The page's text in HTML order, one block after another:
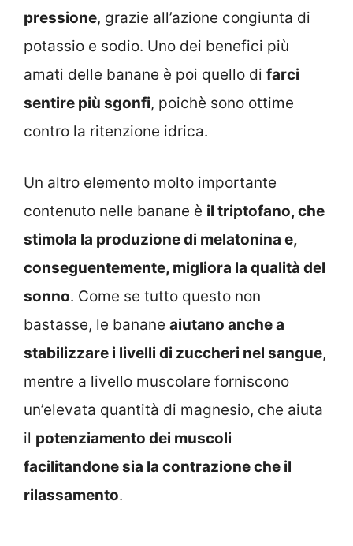
pressione, grazie all’azione congiunta di
potassio e sodio. Uno dei benefici più
amati delle banane è poi quello di farci
sentire più sgonfi, poichè sono ottime
contro la ritenzione idrica.
Un altro elemento molto importante
contenuto nelle banane è il triptofano, che
stimola la produzione di melatonina e,
conseguentemente, migliora la qualità del
sonno. Come se tutto questo non
bastasse, le banane aiutano anche a
stabilizzare i livelli di zuccheri nel sangue,
mentre a livello muscolare forniscono
un’elevata quantità di magnesio, che aiuta
il potenziamento dei muscoli
facilitandone sia la contrazione che il
rilassamento.